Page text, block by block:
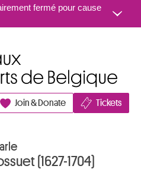
Aller au contenu
fermé pour cause
Join & Donate Tickets
(1627-1704)